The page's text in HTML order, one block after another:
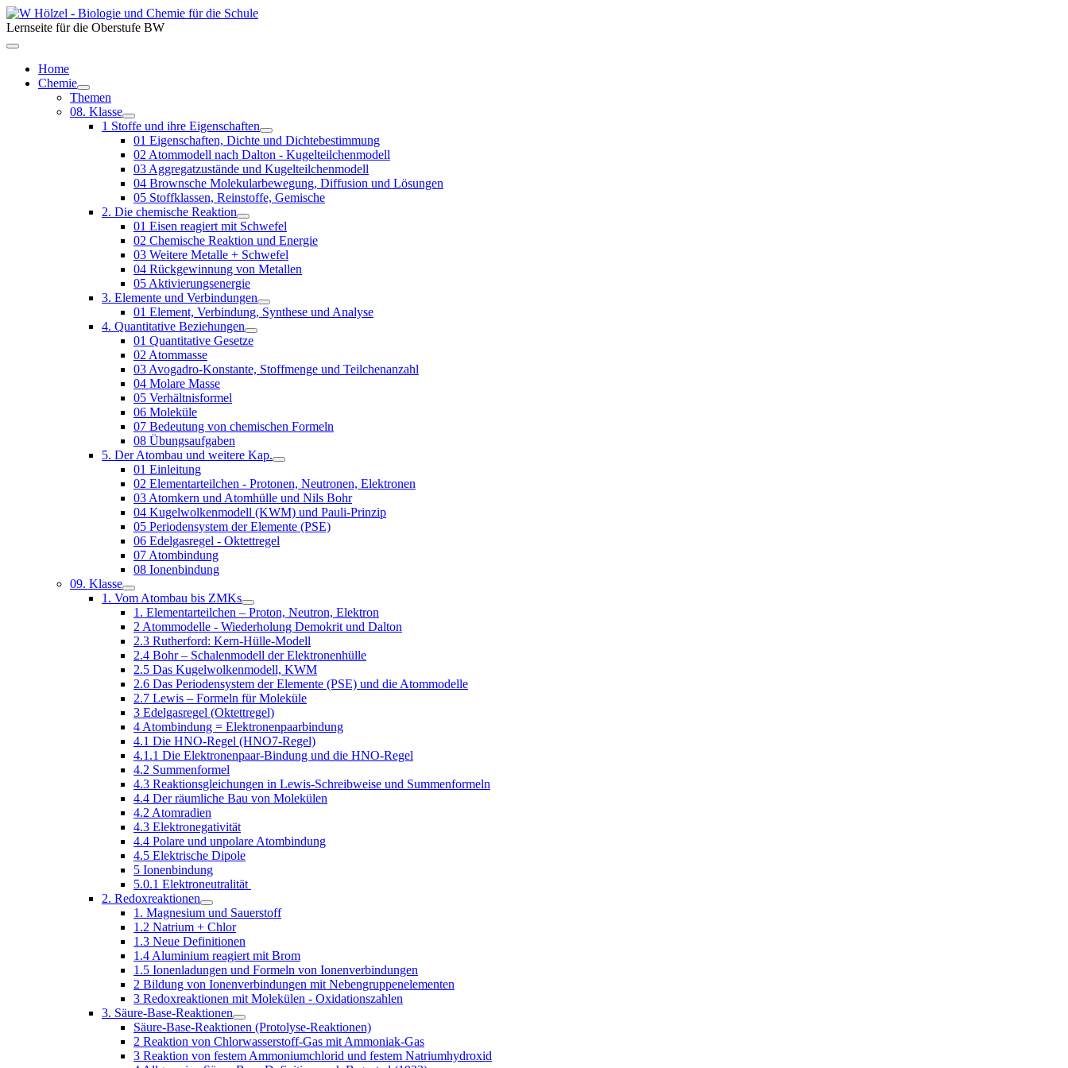
Lernseite für die Oberstufe BW
Home
Chemie
Themen
08. Klasse
1 Stoffe und ihre Eigenschaften
01 Eigenschaften, Dichte und Dichtebestimmung
02 Atommodell nach Dalton - Kugelteilchenmodell
03 Aggregatzustände und Kugelteilchenmodell
04 Brownsche Molekularbewegung, Diffusion und Lösungen
05 Stoffklassen, Reinstoffe, Gemische
2. Die chemische Reaktion
01 Eisen reagiert mit Schwefel
02 Chemische Reaktion und Energie
03 Weitere Metalle + Schwefel
04 Rückgewinnung von Metallen
05 Aktivierungsenergie
3. Elemente und Verbindungen
01 Element, Verbindung, Synthese und Analyse
4. Quantitative Beziehungen
01 Quantitative Gesetze
02 Atommasse
03 Avogadro-Konstante, Stoffmenge und Teilchenanzahl
04 Molare Masse
05 Verhältnisformel
06 Moleküle
07 Bedeutung von chemischen Formeln
08 Übungsaufgaben
5. Der Atombau und weitere Kap.
01 Einleitung
02 Elementarteilchen - Protonen, Neutronen, Elektronen
03 Atomkern und Atomhülle und Nils Bohr
04 Kugelwolkenmodell (KWM) und Pauli-Prinzip
05 Periodensystem der Elemente (PSE)
06 Edelgasregel - Oktettregel
07 Atombindung
08 Ionenbindung
09. Klasse
1. Vom Atombau bis ZMKs
1. Elementarteilchen – Proton, Neutron, Elektron
2 Atommodelle - Wiederholung Demokrit und Dalton
2.3 Rutherford: Kern-Hülle-Modell
2.4 Bohr – Schalenmodell der Elektronenhülle
2.5 Das Kugelwolkenmodell, KWM
2.6 Das Periodensystem der Elemente (PSE) und die Atommodelle
2.7 Lewis – Formeln für Moleküle
3 Edelgasregel (Oktettregel)
4 Atombindung = Elektronenpaarbindung
4.1 Die HNO-Regel (HNO7-Regel)
4.1.1 Die Elektronenpaar-Bindung und die HNO-Regel
4.2 Summenformel
4.3 Reaktionsgleichungen in Lewis-Schreibweise und Summenformeln
4.4 Der räumliche Bau von Molekülen
4.2 Atomradien
4.3 Elektronegativität
4.4 Polare und unpolare Atombindung
4.5 Elektrische Dipole
5 Ionenbindung
5.0.1 Elektroneutralität
2. Redoxreaktionen
1. Magnesium und Sauerstoff
1.2 Natrium + Chlor
1.3 Neue Definitionen
1.4 Aluminium reagiert mit Brom
1.5 Ionenladungen und Formeln von Ionenverbindungen
2 Bildung von Ionenverbindungen mit Nebengruppenelementen
3 Redoxreaktionen mit Molekülen - Oxidationszahlen
3. Säure-Base-Reaktionen
Säure-Base-Reaktionen (Protolyse-Reaktionen)
2 Reaktion von Chlorwasserstoff-Gas mit Ammoniak-Gas
3 Reaktion von festem Ammoniumchlorid und festem Natriumhydroxid